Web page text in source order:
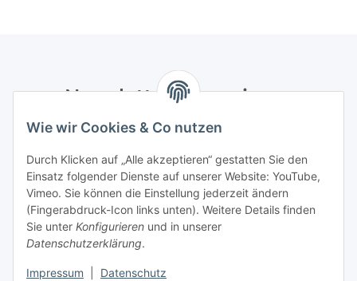
Wie wir Cookies & Co nutzen
Durch Klicken auf „Alle akzeptieren“ gestatten Sie den
Einsatz folgender Dienste auf unserer Website: YouTube,
Vimeo. Sie können die Einstellung jederzeit ändern
(Fingerabdruck-Icon links unten). Weitere Details finden
Sie unter Konfigurieren und in unserer
Datenschutzerklärung.
Impressum Datenschutz
Newsletter Abonnieren
Bitte senden Sie mir entsprechend Ihrer
Informationen zu Ihrem Produktsortiment per E-Mail zu.
Abonnieren
Newsletter Abonnieren